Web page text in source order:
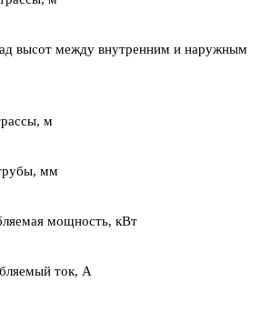
высот между внутренним и наружным
м
мм
мощность, кВт
ток, А